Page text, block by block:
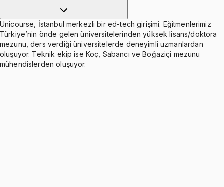
Unicourse, İstanbul merkezli bir ed-tech girişimi. Eğitmenlerimiz
Türkiye’nin önde gelen üniversitelerinden yüksek lisans/doktora
mezunu, ders verdiği üniversitelerde deneyimli uzmanlardan
oluşuyor. Teknik ekip ise Koç, Sabancı ve Boğaziçi mezunu
mühendislerden oluşuyor.